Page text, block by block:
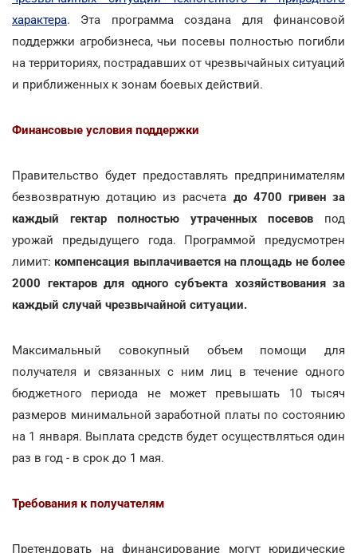
характера. Эта программа создана для финансовой
поддержки агробизнеса, чьи посевы полностью погибли
на территориях, пострадавших от чрезвычайных ситуаций
и приближенных к зонам боевых действий.
Финансовые условия поддержки
Правительство будет предоставлять предпринимателям
безвозвратную дотацию из расчета до 4700 гривен за
каждый гектар полностью утраченных посевов под
урожай предыдущего года. Программой предусмотрен
лимит: компенсация выплачивается на площадь не более
2000 гектаров для одного субъекта хозяйствования за
каждый случай чрезвычайной ситуации.
Максимальный совокупный объем помощи для
получателя и связанных с ним лиц в течение одного
бюджетного периода не может превышать 10 тысяч
размеров минимальной заработной платы по состоянию
на 1 января. Выплата средств будет осуществляться один
раз в год - в срок до 1 мая.
Требования к получателям
Претендовать на финансирование могут юридические